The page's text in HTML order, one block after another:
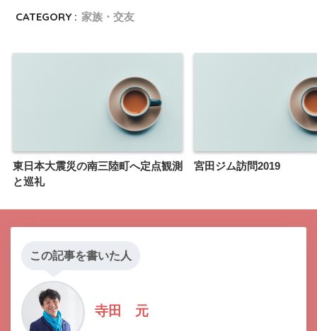
CATEGORY : 家族・交友
東日本大震災の南三陸町へ定点観測
と巡礼
宮田ジム訪問2019
この記事を書いた人
寺田 元